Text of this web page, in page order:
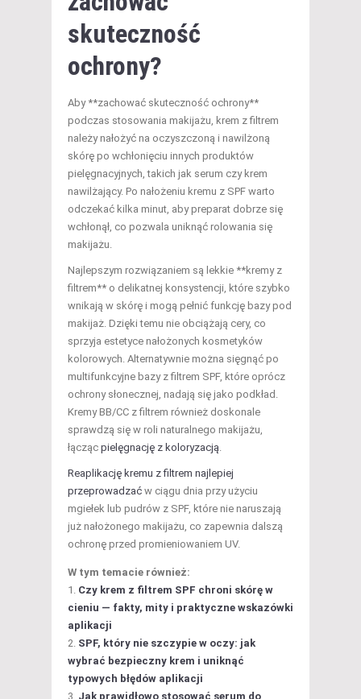
skuteczność
ochrony?
Aby **zachować skuteczność ochrony**
podczas stosowania makijażu, krem z filtrem
należy nałożyć na oczyszczoną i nawilżoną
skórę po wchłonięciu innych produktów
pielęgnacyjnych, takich jak serum czy krem
nawilżający. Po nałożeniu kremu z SPF warto
odczekać kilka minut, aby preparat dobrze się
wchłonął, co pozwala uniknąć rolowania się
makijażu.
Najlepszym rozwiązaniem są lekkie **kremy z
filtrem** o delikatnej konsystencji, które szybko
wnikają w skórę i mogą pełnić funkcję bazy pod
makijaż. Dzięki temu nie obciążają cery, co
sprzyja estetyce nałożonych kosmetyków
kolorowych. Alternatywnie można sięgnąć po
multifunkcyjne bazy z filtrem SPF, które oprócz
ochrony słonecznej, nadają się jako podkład.
Kremy BB/CC z filtrem również doskonale
sprawdzą się w roli naturalnego makijażu,
łącząc pielęgnację z koloryzacją.
Reaplikację kremu z filtrem najlepiej
przeprowadzać w ciągu dnia przy użyciu
mgiełek lub pudrów z SPF, które nie naruszają
już nałożonego makijażu, co zapewnia dalszą
ochronę przed promieniowaniem UV.
W tym temacie również:
Czy krem z filtrem SPF chroni skórę w
cieniu — fakty, mity i praktyczne wskazówki
aplikacji
SPF, który nie szczypie w oczy: jak
wybrać bezpieczny krem i uniknąć
typowych błędów aplikacji
Jak prawidłowo stosować serum do